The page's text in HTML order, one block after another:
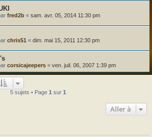
fred2b « sam. avr. 05, 2014 11:30 pm
chris51 « dim. mai 15, 2011 12:30 pm
corsicajeepers « ven. juil. 06, 2007 1:39 pm
5 sujets • Page 1 sur 1
Aller à